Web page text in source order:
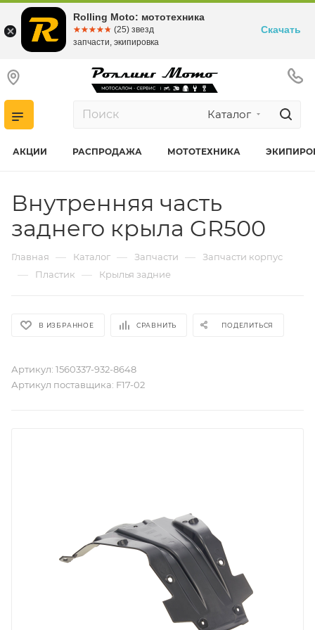
Каталог
АКЦИИ РАСПРОДАЖА МОТОТЕХНИКА
Внутренняя часть
заднего крыла GR500
Главная — Каталог — Запчасти — Запчасти корпус
— Пластик — Крылья задние
В ИЗБРАННОЕ СРАВНИТЬ ПОДЕЛИТЬСЯ
Артикул: 1560337-932-8648
Артикул поставщика: F17-02
Rolling Moto: мототехника
☆☆☆☆☆
★★★★★ (25) звезд
запчасти, экипировка
Скачать